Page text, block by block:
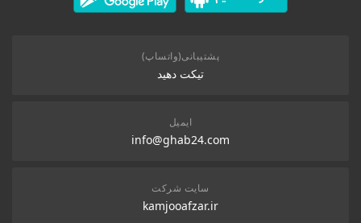
پشتیبانی(واتساپ)
تیکت دهید
ایمیل
info@ghab24.com
سایت شرکت
kamjooafzar.ir